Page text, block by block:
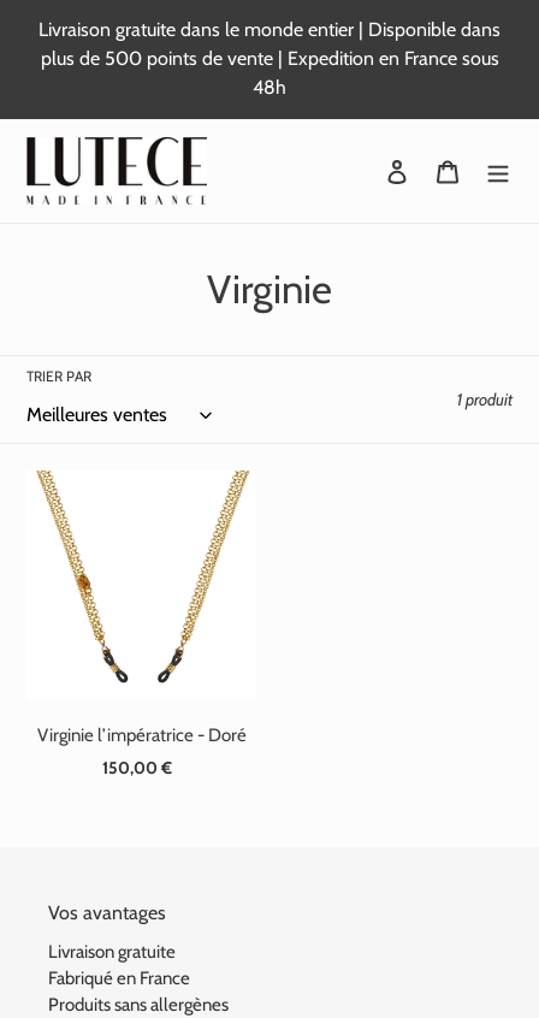
contenu
Livraison gratuite dans le monde entier | Disponible dans
plus de 500 points de vente | Expedition en France sous
48h
Se connecter
Panier
C
l
c
t
:
Virginie
TRIER PAR
1 produit
Virginie l’impératrice - Doré
Prix
150,00 €
Vos avantages
Livraison gratuite
Fabriqué en France
Produits sans allergènes